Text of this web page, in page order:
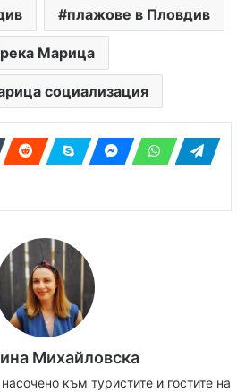
плажове в Пловдив
река Марица
социализация
Михайловска
към туристите и гостите на